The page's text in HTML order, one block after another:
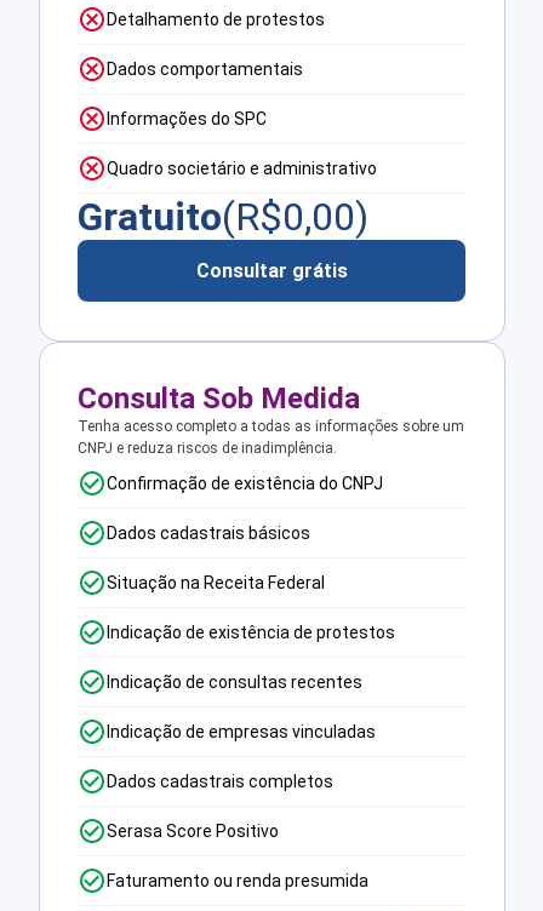
Detalhamento de protestos
Dados comportamentais
Informações do SPC
Quadro societário e administrativo
Gratuito(R$0,00)
Consultar grátis
Consulta Sob Medida
Tenha acesso completo a todas as informações sobre um
CNPJ e reduza riscos de inadimplência.
Confirmação de existência do CNPJ
Dados cadastrais básicos
Situação na Receita Federal
Indicação de existência de protestos
Indicação de consultas recentes
Indicação de empresas vinculadas
Dados cadastrais completos
Serasa Score Positivo
Faturamento ou renda presumida